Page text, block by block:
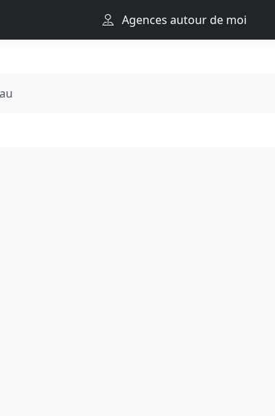
Agences autour de moi